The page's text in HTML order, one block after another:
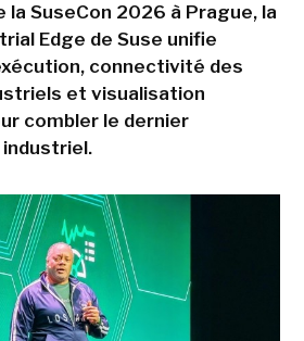
SuseCon 2026 à Prague, la
Edge de Suse unifie
connectivité des
et visualisation
combler le dernier